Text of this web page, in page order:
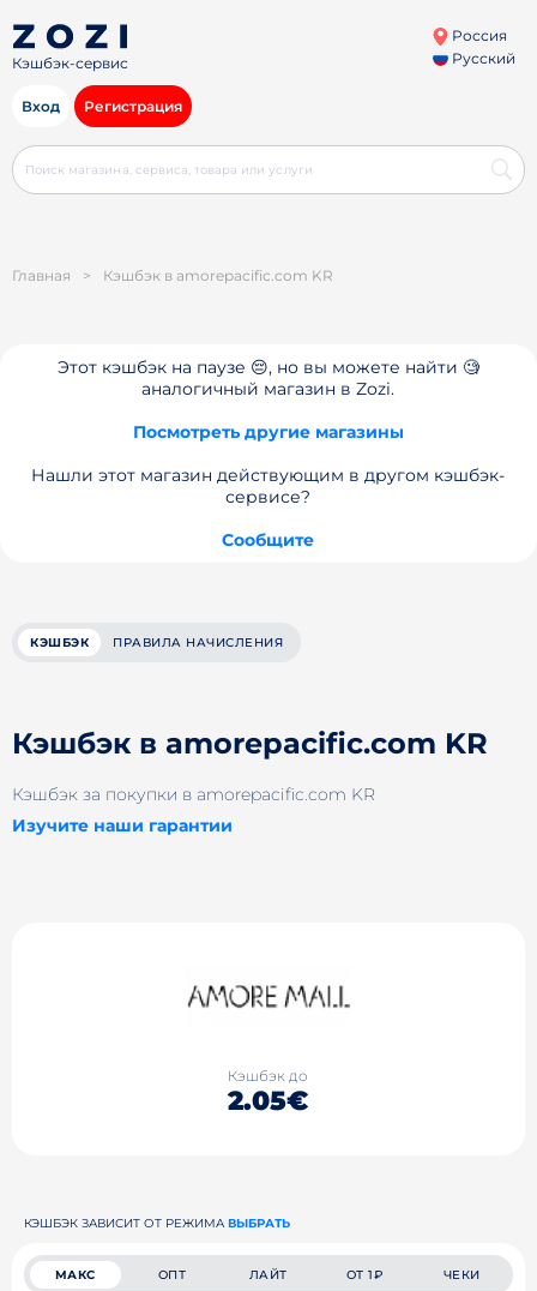
Кэшбэк-сервис
Россия
Русский
Вход Регистрация
Главная > Кэшбэк в amorepacific.com KR
Этот кэшбэк на паузе 😔, но вы можете найти 🧐
аналогичный магазин в Zozi.
Посмотреть другие магазины
Нашли этот магазин действующим в другом кэшбэк-
сервисе?
Сообщите
КЭШБЭК ПРАВИЛА НАЧИСЛЕНИЯ
Кэшбэк в amorepacific.com KR
Кэшбэк за покупки в amorepacific.com KR
Изучите наши гарантии
Кэшбэк до
2.05€
КЭШБЭК ЗАВИСИТ ОТ РЕЖИМА ВЫБРАТЬ
МАКС ОПТ ЛАЙТ ОТ 1₽ ЧЕКИ